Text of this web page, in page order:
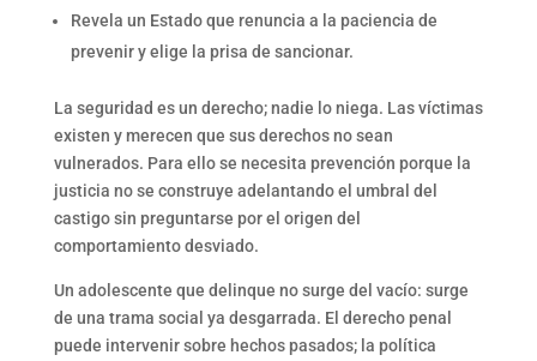
Revela un Estado que renuncia a la paciencia de
prevenir y elige la prisa de sancionar.
La seguridad es un derecho; nadie lo niega. Las víctimas
existen y merecen que sus derechos no sean
vulnerados. Para ello se necesita prevención porque la
justicia no se construye adelantando el umbral del
castigo sin preguntarse por el origen del
comportamiento desviado.
Un adolescente que delinque no surge del vacío: surge
de una trama social ya desgarrada. El derecho penal
puede intervenir sobre hechos pasados; la política